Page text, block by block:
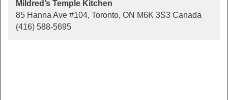
Mildred’s Temple Kitchen
85 Hanna Ave #104, Toronto, ON M6K 3S3 Canada
(416) 588-5695